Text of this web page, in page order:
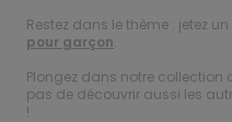
Restez dans le thème : jetez
pour garçon.
Plongez dans notre collection
pas de découvrir aussi les
!